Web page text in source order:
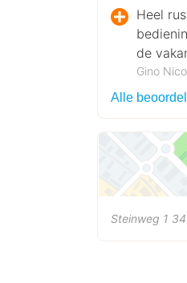
Heel
de
Gino
Alle
Steinweg 1